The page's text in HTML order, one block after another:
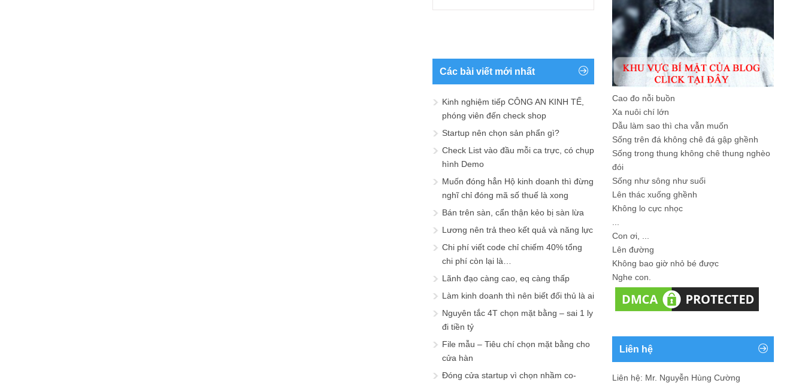
Các bài viết mới nhất
Kinh nghiệm tiếp CÔNG AN KINH TẾ,
phóng viên đến check shop
Startup nên chọn sản phẩn gì?
Check List vào đầu mỗi ca trực, có chụp
hình Demo
Muốn đóng hẳn Hộ kinh doanh thì đừng
nghĩ chỉ đóng mã số thuế là xong
Bán trên sàn, cẩn thận kẻo bị sàn lừa
Lương nên trả theo kết quả và năng lực
Chi phí viết code chỉ chiếm 40% tổng
chi phí còn lại là…
Lãnh đạo càng cao, eq càng thấp
Làm kinh doanh thì nên biết đối thủ là ai
Nguyên tắc 4T chọn mặt bằng – sai 1 ly
đi tiền tỷ
File mẫu – Tiêu chí chọn mặt bằng cho
cửa hàn
Đóng cửa startup vì chọn nhầm co-
Cao đo nỗi buồn
Xa nuôi chí lớn
Dẫu làm sao thì cha vẫn muốn
Sống trên đá không chê đá gập ghềnh
Sống trong thung không chê thung nghèo
đói
Sống như sông như suối
Lên thác xuống ghềnh
Không lo cực nhọc
Con ơi, ...
Lên đường
Không bao giờ nhỏ bé được
Nghe con.
Liên hệ
Liên hệ: Mr. Nguyễn Hùng Cường